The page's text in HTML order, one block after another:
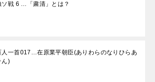
ソ戦 6 …「粛清」とは？
人一首017…在原業平朝臣(ありわらのなりひらあ
ん)